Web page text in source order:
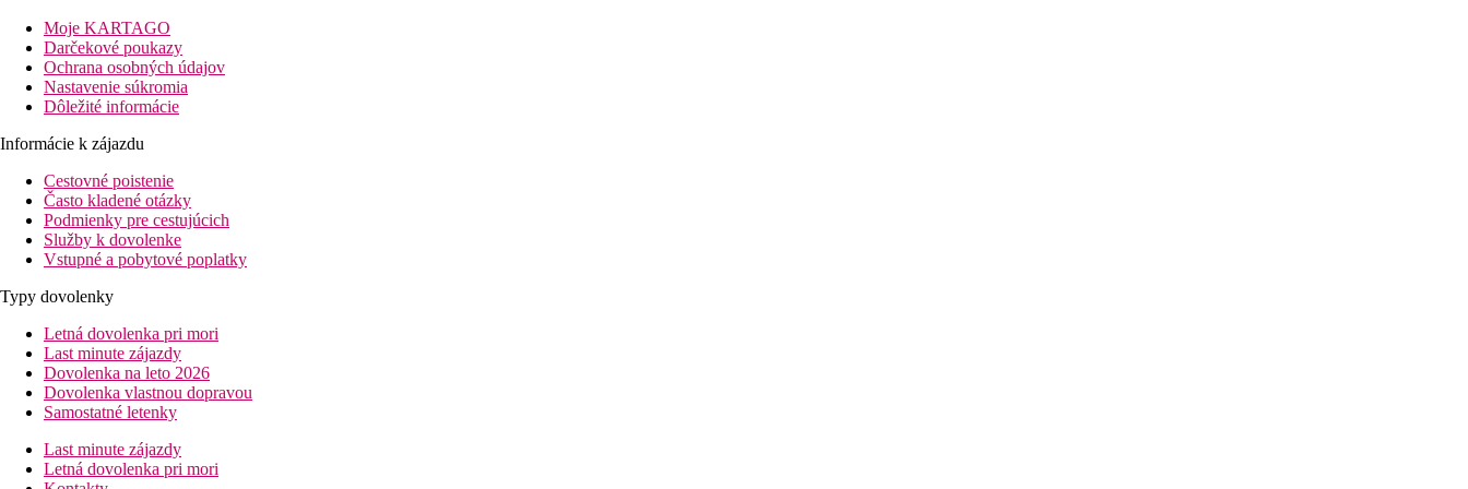
Popis izby
DRGVX (dvojlôžková izba deluxe s výhľadom do záhrady):
výhľad do záhrady
DRDOC (dvojlôžková izba deluxe s výhľadom na more):
Informácie o hoteli
živá hudba, disco, animačné programy
Stravovanie
Piesočná pláž, lehátka a slnečníky zadarmo.
Športové aktivity zadarmo
Zadarmo:Fitness, volejbal, vodný aerobik, stolný tenis, šach, tenis
Informácie o hoteli
Moje KARTAGO
Darčekové poukazy
Ochrana osobných údajov
Nastavenie súkromia
Dôležité informácie
Informácie k zájazdu
Cestovné poistenie
Často kladené otázky
Podmienky pre cestujúcich
Služby k dovolenke
Vstupné a pobytové poplatky
Typy dovolenky
Letná dovolenka pri mori
Last minute zájazdy
Dovolenka na leto 2026
Dovolenka vlastnou dopravou
Samostatné letenky
Last minute zájazdy
Letná dovolenka pri mori